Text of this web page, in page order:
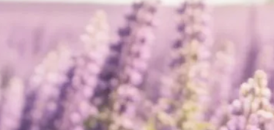
«Россия – мои горизонты»
поможет школьникам с
выбором актуальной профессии
5 августа 2026
НГПУ ждет первокурсников на
собрания по зачислению
4 августа 2026